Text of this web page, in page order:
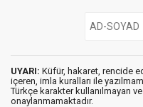
UYARI: Küfür, hakaret, rencide
içeren, imla kuralları ile
Türkçe karakter kullanılmayan
onaylanmamaktadır.